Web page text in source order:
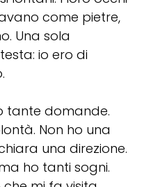
come pietre,
Una sola
io ero di
tante domande.
Non ho una
una direzione.
ho tanti sogni.